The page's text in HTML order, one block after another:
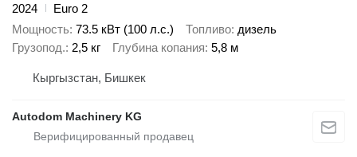
2024
Euro 2
Мощность 73.5 кВт (100 л.с.) Топливо дизель
Грузопод. 2,5 кг Глубина копания 5,8 м
Кыргызстан, Бишкек
Autodom Machinery KG